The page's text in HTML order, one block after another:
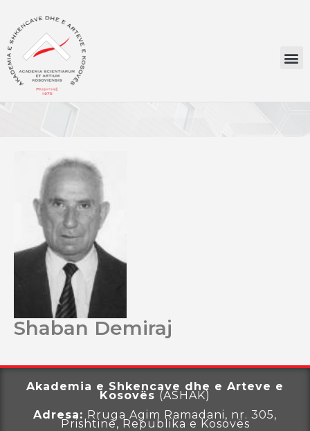
Shaban Demiraj
Akademia e Shkencave dhe e Arteve e
Kosovës (ASHAK)
Adresa: Rruga Agim Ramadani, nr. 305,
Prishtinë, Republika e Kosovës